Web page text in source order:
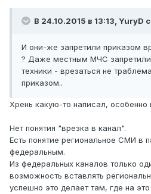
В 24.10.2015 в 13:13, YuryD
И они-же запретили приказом
? Даже местным МЧС запретили
техники - врезаться не
приказом..
Хрень какую-то написал,
Нет понятия "врезка в канал".
Есть понятие региональное СМИ в
федеральным.
Из федеральных каналов только
возможность вставлять
успешно это делает там, где на